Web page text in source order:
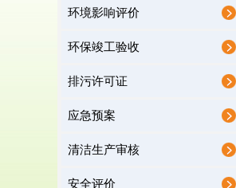
环境影响评价
环保竣工验收
排污许可证
应急预案
清洁生产审核
安全评价
据《中华人民共和国环境保护法》第十九
有关开发利用规划，建...